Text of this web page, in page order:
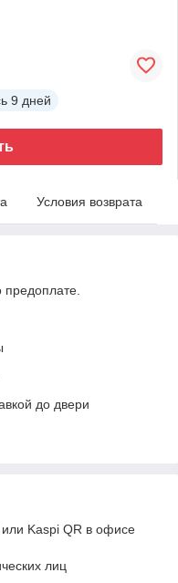
9 дней
Условия возврата
предоплате.
до двери
Kaspi QR в офисе
лиц